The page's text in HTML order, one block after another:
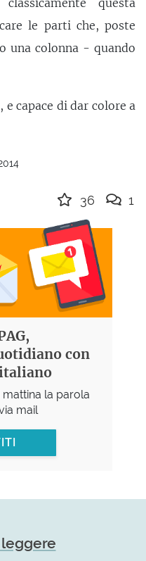
questa
le parti che, poste
una colonna - quando
capace di dar colore a
36 1
con
la parola
mail